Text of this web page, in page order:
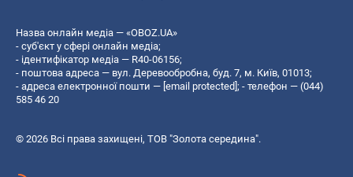
Назва онлайн медіа — «OBOZ.UA»
- суб'єкт у сфері онлайн медіа;
- ідентифікатор медіа — R40-06156;
- поштова адреса — вул. Деревообробна, буд. 7, м. Київ, 01013;
- адреса електронної пошти — [email protected]; - телефон — (044)
585 46 20
© 2026 Всі права захищені, ТОВ "Золота середина".